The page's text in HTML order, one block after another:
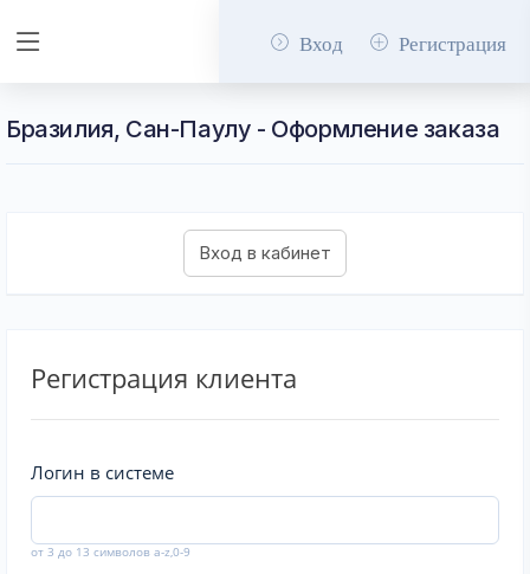
Вход Регистрация
Бразилия, Сан-Паулу - Оформление заказа
Регистрация клиента
Логин в системе
от 3 до 13 символов a-z,0-9